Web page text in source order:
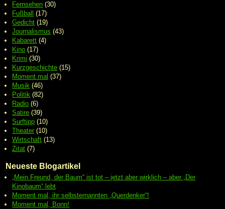
Fernsehen (30)
Fußball (17)
Gedicht (19)
Journalismus (43)
Kabarett (4)
Kino (17)
Krimi (30)
Kurzgeschichte (15)
Moment mal (37)
Musik (46)
Politik (82)
Radio (6)
Satire (39)
Surftipp (10)
Theater (10)
Wirtschaft (13)
Zitat (7)
Neueste Blogartikel
„Mein Freund, der Baum“ ist tot – jetzt aber wirklich – aber „Der
Kinobaum“ lebt
Moment mal, ihr selbsternannten „Querdenker“!
Moment mal, Bonn!